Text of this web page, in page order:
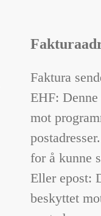
Faktura
EHF: Denne
mot
for å kunne
Eller epost:
beskyttet